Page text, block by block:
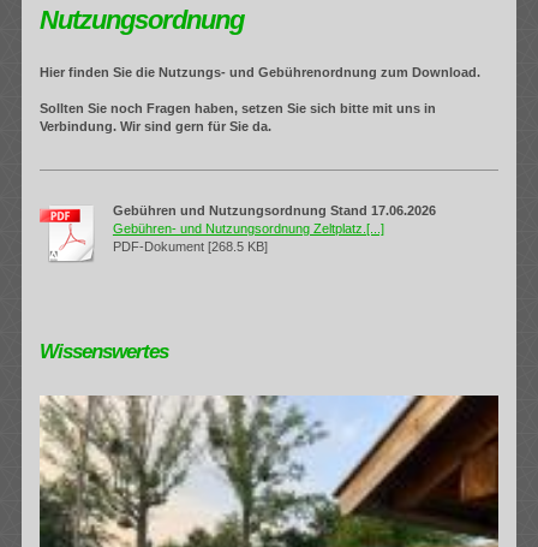
Nutzungsordnung
Hier finden Sie die Nutzungs- und Gebührenordnung zum Download.
Sollten Sie noch Fragen haben, setzen Sie sich bitte mit uns in
Verbindung. Wir sind gern für Sie da.
Gebühren und Nutzungsordnung Stand 17.06.2026
Gebühren- und Nutzungsordnung Zeltplatz.[...]
PDF-Dokument [268.5 KB]
Wissenswertes